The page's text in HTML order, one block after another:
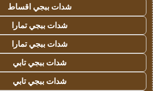
شدات ببجي اقساط
شدات ببجي تمارا
شدات ببجي تمارا
شدات ببجي تابي
شدات ببجي تابي